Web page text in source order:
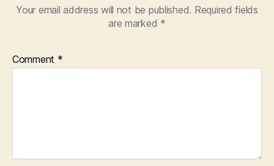
Your email address will not be published. Required fields
are marked *
Comment *